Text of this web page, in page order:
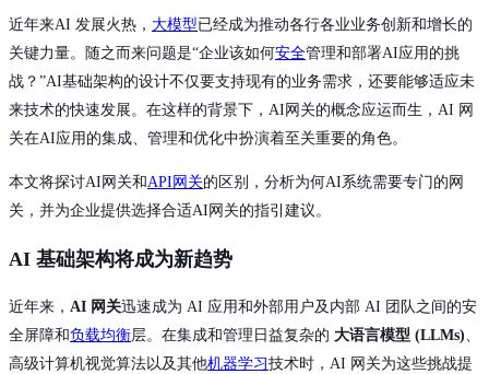
近年来AI 发展火热， 大模型已经成为推动各行各业业务创新和增长的
关键力量。随之而来问题是“企业该如何安全管理和部署AI应用的挑
战？”AI基础架构的设计不仅要支持现有的业务需求，还要能够适应未
来技术的快速发展。在这样的背景下，AI网关的概念应运而生，AI 网
关在AI应用的集成、管理和优化中扮演着至关重要的角色。
本文将探讨AI网关和API网关的区别，分析为何AI系统需要专门的网
关，并为企业提供选择合适AI网关的指引建议。
AI 基础架构将成为新趋势
近年来， AI 网关迅速成为 AI 应用和外部用户及内部 AI 团队之间的安
全屏障和负载均衡层。在集成和管理日益复杂的 大语言模型 (LLMs)、
高级计算机视觉算法以及其他机器学习 技术时，AI 网关为这些挑战提